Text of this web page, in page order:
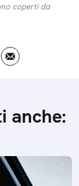
coperti da
anche: